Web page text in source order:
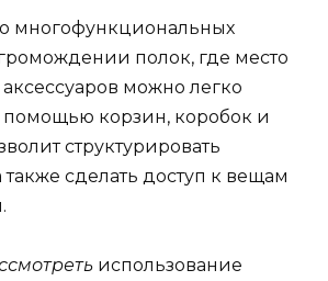
о многофункциональных
полок, где место
можно легко
помощью корзин, коробок и
структурировать
также сделать доступ к вещам
использование